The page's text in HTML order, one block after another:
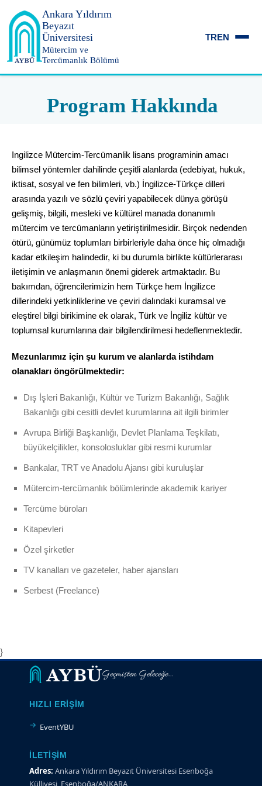
Ankara Yıldırım
Beyazıt
Üniversitesi
Mütercim ve
Tercümanlık Bölümü
TREN
Program Hakkında
Ingilizce Mütercim-Tercümanlik lisans programinin amacı
bilimsel yöntemler dahilinde çeşitli alanlarda (edebiyat, hukuk,
iktisat, sosyal ve fen bilimleri, vb.) İngilizce-Türkçe dilleri
arasında yazılı ve sözlü çeviri yapabilecek dünya görüşü
gelişmiş, bilgili, mesleki ve kültürel manada donanımlı
mütercim ve tercümanların yetiriştirilmesidir. Birçok nedenden
ötürü, günümüz toplumları birbirleriyle daha önce hiç olmadığı
kadar etkileşim halindedir, ki bu durumla birlikte kültürlerarası
iletişimin ve anlaşmanın önemi giderek artmaktadır. Bu
bakımdan, öğrencilerimizin hem Türkçe hem İngilizce
dillerindeki yetkinliklerine ve çeviri dalındaki kuramsal ve
eleştirel bilgi birikimine ek olarak, Türk ve İngiliz kültür ve
toplumsal kurumlarına dair bilgilendirilmesi hedeflenmektedir.
Mezunlarımız için şu kurum ve alanlarda istihdam
olanakları öngörülmektedir:
Dış İşleri Bakanlığı, Kültür ve Turizm Bakanlığı, Sağlık
Bakanlığı gibi cesitli devlet kurumlarına ait ilgili birimler
Avrupa Birliği Başkanlığı, Devlet Planlama Teşkilatı,
büyükelçilikler, konsolosluklar gibi resmi kurumlar
Bankalar, TRT ve Anadolu Ajansı gibi kuruluşlar
Mütercim-tercümanlık bölümlerinde akademik kariyer
Tercüme büroları
Kitapevleri
Özel şirketler
TV kanalları ve gazeteler, haber ajansları
Serbest (Freelance)
}
Geçmişten Geleceğe...
HIZLI ERIŞIM
EventYBU
İLETIŞIM
Adres: Ankara Yıldırım Beyazıt Üniversitesi Esenboğa
Külliyesi, Esenboğa/ANKARA